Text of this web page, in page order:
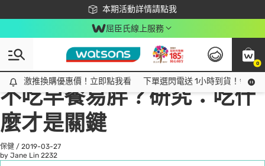
本期活動詳情請點我
下載app最高回饋$350
屈臣氏線上服務
0
激推換購優惠價！立即點我看
激推換購優惠價！立即點我看 下單選閃電送 1小時到貨！領神
All
話題趨勢
不吃早餐易胖？研究：吃什
麼才是關鍵
保健 / 2019-03-27
by Jane Lin 2232